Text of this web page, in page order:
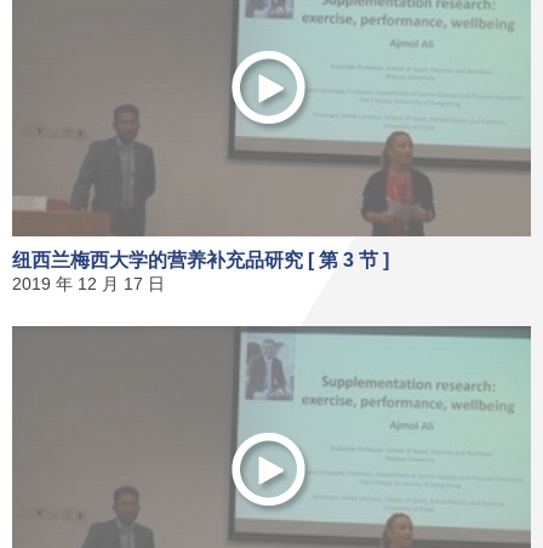
纽西兰梅西大学的营养补充品研究 [ 第 3 节 ]
2019 年 12 月 17 日